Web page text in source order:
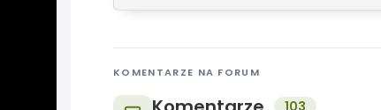
KOMENTARZE NA FORUM
103